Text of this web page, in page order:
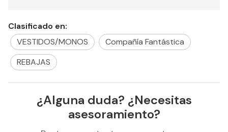
Clasificado en:
VESTIDOS/MONOS
Compañía Fantástica
REBAJAS
¿Alguna duda? ¿Necesitas
asesoramiento?